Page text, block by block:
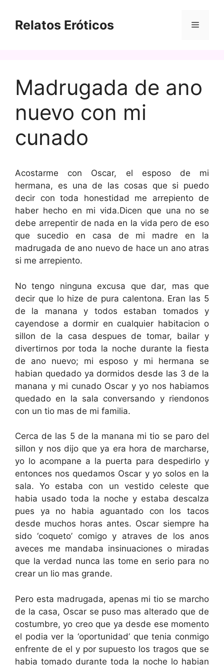
contenido
Relatos Eróticos Menú
Madrugada de ano
nuevo con mi
cunado
Acostarme con Oscar, el esposo de mi
hermana, es una de las cosas que si puedo
decir con toda honestidad me arrepiento de
haber hecho en mi vida.Dicen que una no se
debe arrepentir de nada en la vida pero de eso
que sucedio en casa de mi madre en la
madrugada de ano nuevo de hace un ano atras
si me arrepiento.
No tengo ninguna excusa que dar, mas que
decir que lo hize de pura calentona. Eran las 5
de la manana y todos estaban tomados y
cayendose a dormir en cualquier habitacion o
sillon de la casa despues de tomar, bailar y
divertirnos por toda la noche durante la fiesta
de ano nuevo; mi esposo y mi hermana se
habian quedado ya dormidos desde las 3 de la
manana y mi cunado Oscar y yo nos habiamos
quedado en la sala conversando y riendonos
con un tio mas de mi familia.
Cerca de las 5 de la manana mi tio se paro del
sillon y nos dijo que ya era hora de marcharse,
yo lo acompane a la puerta para despedirlo y
entonces nos quedamos Oscar y yo solos en la
sala. Yo estaba con un vestido celeste que
habia usado toda la noche y estaba descalza
pues ya no habia aguantado con los tacos
desde muchos horas antes. Oscar siempre ha
sido ‘coqueto’ comigo y atraves de los anos
aveces me mandaba insinuaciones o miradas
que la verdad nunca las tome en serio para no
crear un lio mas grande.
Pero esta madrugada, apenas mi tio se marcho
de la casa, Oscar se puso mas alterado que de
costumbre, yo creo que ya desde ese momento
el podia ver la ‘oportunidad’ que tenia conmigo
enfrente de el y por supuesto los tragos que se
habia tomado durante toda la noche lo habian